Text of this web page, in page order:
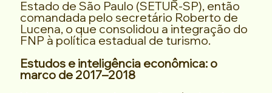
Estado de São Paulo (SETUR-SP), então
comandada pelo secretário Roberto de
Lucena, o que consolidou a integração do
FNP à política estadual de turismo.
Estudos e inteligência econômica: o
marco de 2017–2018